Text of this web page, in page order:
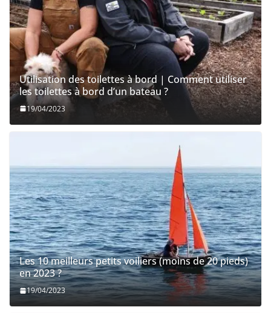
Utilisation des toilettes à bord | Comment utiliser
les toilettes à bord d’un bateau ?
19/04/2023
Les 10 meilleurs petits voiliers (moins de 20 pieds)
en 2023 ?
19/04/2023